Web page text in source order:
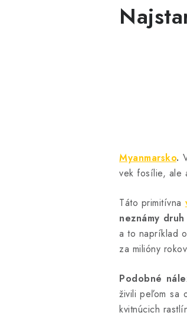
Myanmarsko.
vek fosílie, ale
Táto primitívna
neznámy
a to napríklad
za milióny
Podobné
živili peľom sa
kvitnúcich